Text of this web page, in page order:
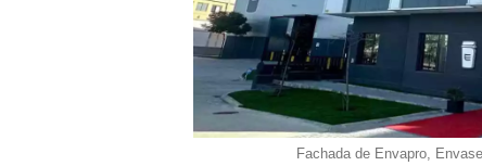
Fachada de Envapro,